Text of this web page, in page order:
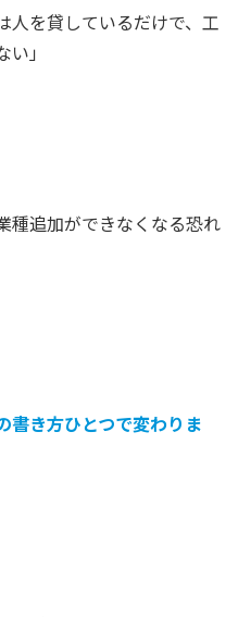
人を貸しているだけで、工
」
種追加ができなくなる恐れ
書き方ひとつで変わりま